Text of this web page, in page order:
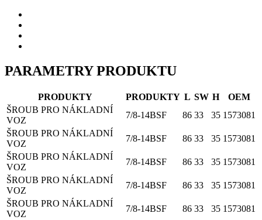
PARAMETRY PRODUKTU
PRODUKTY PRODUKTY L SW H
OEM
ŠROUB PRO NÁKLADNÍ
VOZ
7/8-14BSF 86 33 35 1573081
ŠROUB PRO NÁKLADNÍ
VOZ
7/8-14BSF 86 33 35 1573081
ŠROUB PRO NÁKLADNÍ
VOZ
7/8-14BSF 86 33 35 1573081
ŠROUB PRO NÁKLADNÍ
VOZ
7/8-14BSF 86 33 35 1573081
ŠROUB PRO NÁKLADNÍ
VOZ
7/8-14BSF 86 33 35 1573081